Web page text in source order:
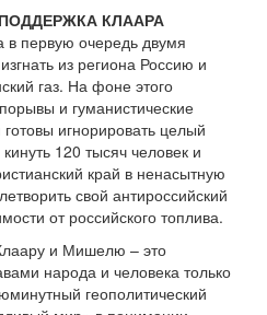
КЛААРА
в первую очередь двумя
из региона Россию и
газ. На фоне этого
и гуманистические
игнорировать целый
120 тысяч человек и
край в ненасытную
свой антироссийский
от российского топлива.
и Мишелю – это
народа и человека только
геополитический